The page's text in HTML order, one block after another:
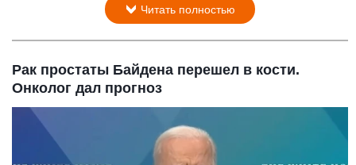
Читать полностью
Рак простаты Байдена перешел в кости.
Онколог дал прогноз